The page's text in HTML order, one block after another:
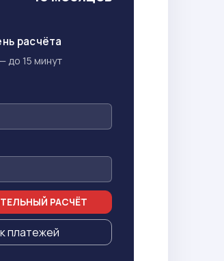
расчёта
до 15 минут
РАСЧЁТ
платежей